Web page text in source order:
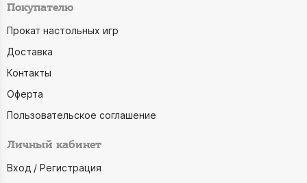
Покупателю
Прокат настольных игр
Доставка
Контакты
Оферта
Пользовательское соглашение
Личный кабинет
Вход / Регистрация